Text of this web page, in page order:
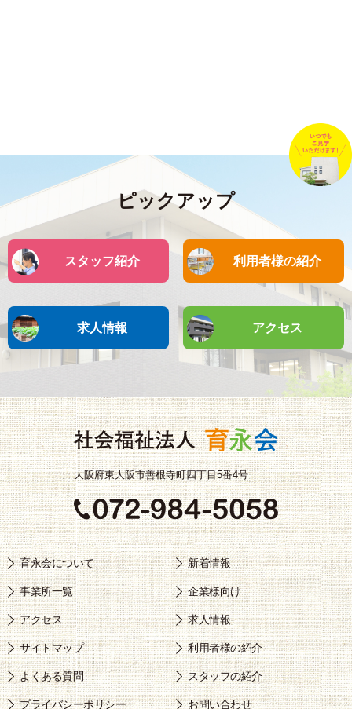
ピックアップ
スタッフ紹介 利用者様の紹介
求人情報 アクセス
大阪府東大阪市善根寺町四丁目5番4号
育永会について 新着情報
事業所一覧 企業様向け
アクセス 求人情報
サイトマップ 利用者様の紹介
よくある質問 スタッフの紹介
プライバシーポリシー お問い合わせ